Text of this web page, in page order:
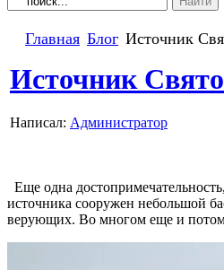
Главная Блог Источник
Источник
Написал: Администратор
Еще одна
источника сооружен небольшой
верующих. Во многом еще и